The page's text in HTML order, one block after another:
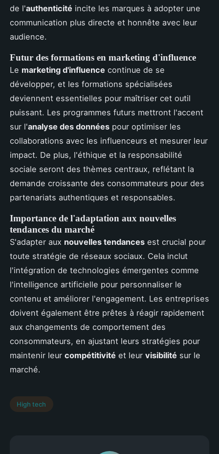
de l'authenticité incite les marques à adopter une
communication plus directe et honnête avec leur
audience.
Futur des formations en marketing d'influence
Le marketing d'influence continue de se
développer, et les formations spécialisées
deviennent essentielles pour maîtriser cet outil
puissant. Les programmes futurs mettront l'accent
sur l'analyse des données pour optimiser les
collaborations avec les influenceurs et mesurer leur
impact. De plus, l'éthique et la responsabilité
sociale seront des thèmes centraux, reflétant la
demande croissante des consommateurs pour des
partenariats authentiques et responsables.
Importance de l'adaptation aux nouvelles
tendances du marché
S'adapter aux nouvelles tendances est crucial pour
toute stratégie de réseaux sociaux. Cela inclut
l'intégration de technologies émergentes comme
l'intelligence artificielle pour personnaliser le
contenu et améliorer l'engagement. Les entreprises
doivent également être prêtes à réagir rapidement
aux changements de comportement des
consommateurs, en ajustant leurs stratégies pour
maintenir leur compétitivité et leur visibilité sur le
marché.
High tech